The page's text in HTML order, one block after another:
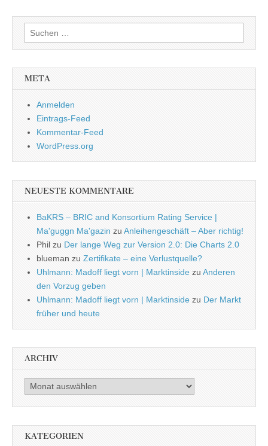
Suchen
nach:
META
Anmelden
Eintrags-Feed
Kommentar-Feed
WordPress.org
NEUESTE KOMMENTARE
BaKRS – BRIC and Konsortium Rating Service |
Ma'guggn Ma'gazin zu Anleihengeschäft – Aber richtig!
Phil zu Der lange Weg zur Version 2.0: Die Charts 2.0
blueman zu Zertifikate – eine Verlustquelle?
Uhlmann: Madoff liegt vorn | Marktinside zu Anderen
den Vorzug geben
Uhlmann: Madoff liegt vorn | Marktinside zu Der Markt
früher und heute
ARCHIV
Archiv
KATEGORIEN